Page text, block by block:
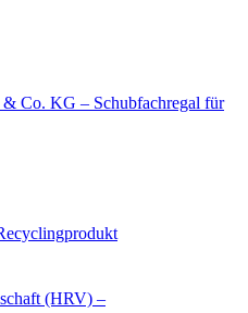
& Co. KG – Schubfachregal für
(HRV) –